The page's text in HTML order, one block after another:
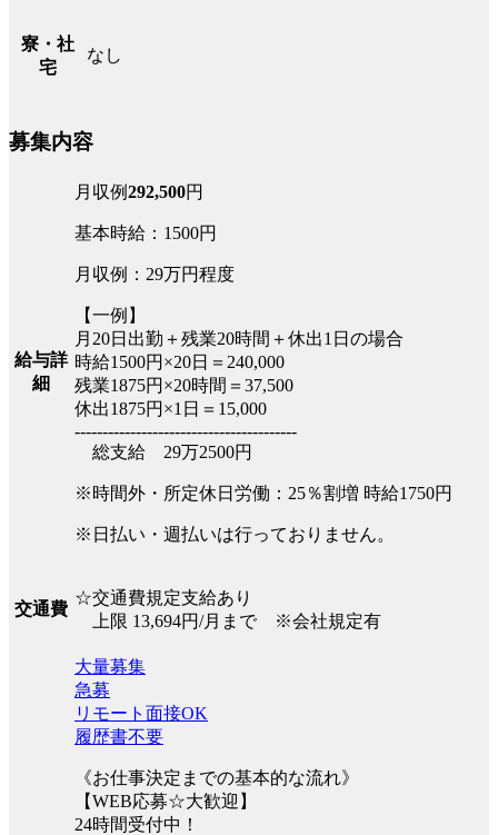
寮・社
宅
なし
募集内容
給与詳
細
月収例292,500円
基本時給：1500円
月収例：29万円程度
【一例】
月20日出勤＋残業20時間＋休出1日の場合
時給1500円×20日＝240,000
残業1875円×20時間＝37,500
休出1875円×1日＝15,000
----------------------------------------
総支給 29万2500円
※時間外・所定休日労働：25％割増 時給1750円
※日払い・週払いは行っておりません。
交通費
☆交通費規定支給あり
上限 13,694円/月まで ※会社規定有
大量募集
急募
リモート面接OK
履歴書不要
《お仕事決定までの基本的な流れ》
【WEB応募☆大歓迎】
24時間受付中！